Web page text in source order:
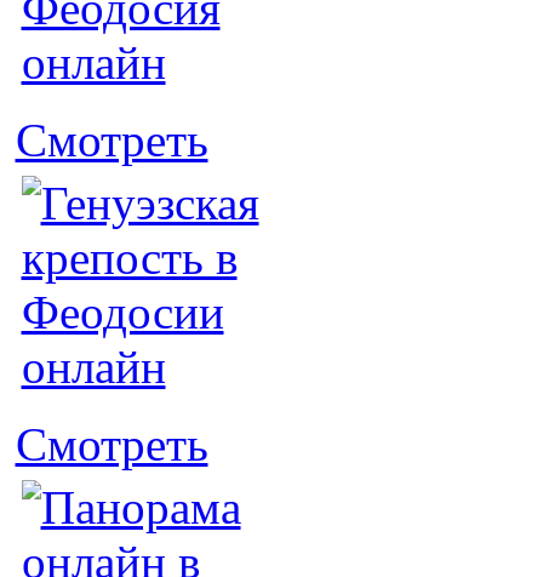
Смотреть
Смотреть